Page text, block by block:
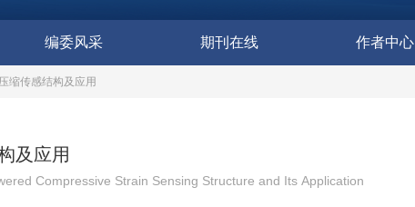
编委风采 期刊在线 作者中心
缩传感结构及应用
及应用
Compressive Strain Sensing Structure and Its Application